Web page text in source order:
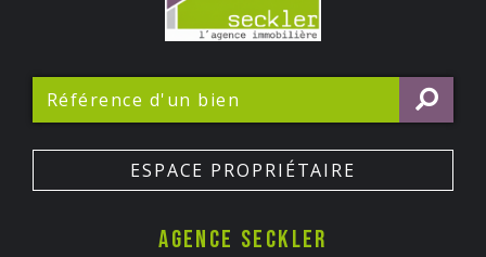
ESPACE PROPRIÉTAIRE
Agence seckler